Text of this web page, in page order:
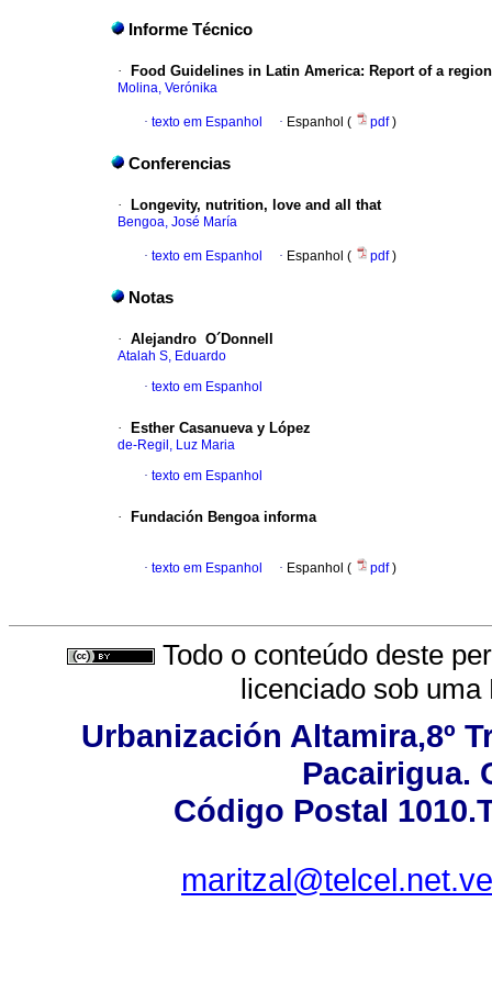
Informe Técnico
· Food Guidelines in Latin America: Report of a
Molina, Verónika
· texto em Espanhol · Espanhol ( pdf)
Conferencias
· Longevity, nutrition, love and all that
Bengoa, José María
· texto em Espanhol · Espanhol ( pdf)
Notas
· Alejandro O´Donnell
Atalah S, Eduardo
· texto em Espanhol
· Esther Casanueva y López
de-Regil, Luz Maria
· texto em Espanhol
· Fundación Bengoa informa
· texto em Espanhol · Espanhol ( pdf)
Todo o conteúdo deste
licenciado sob uma
Urbanización Altamira,8º
Pacairigua.
Código Postal